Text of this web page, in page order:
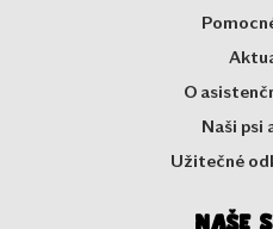
O
Naši psi
Užitečné
Naše